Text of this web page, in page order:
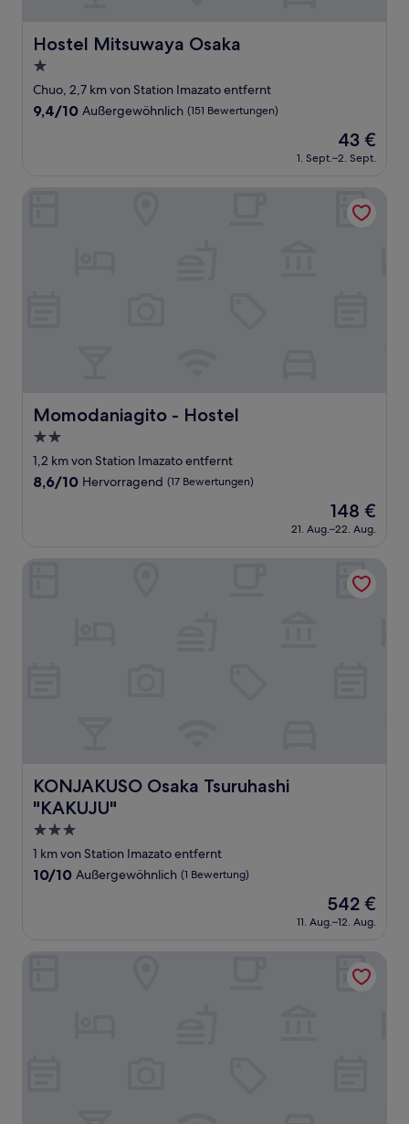
Hostel Mitsuwaya Osaka
Hostel Mitsuwaya Osaka
1.0-
Stern-
Unterkunft
Chuo, 2,7 km von Station Imazato entfernt
9.4
Bewertungen)
9,4/10 Außergewöhnlich (151 Bewertungen)
Der
Preis
beträgt
43 €
1. Sept.–2. Sept.
Momodaniagito - Hostel
Momodaniagito - Hostel
2.0-
Sterne-
Unterkunft
1,2 km von Station Imazato entfernt
8.6
Bewertungen)
8,6/10 Hervorragend (17 Bewertungen)
Der
Preis
beträgt
148 €
21. Aug.–22. Aug.
KONJAKUSO Osaka Tsuruhashi
"KAKUJU"
KONJAKUSO Osaka Tsuruhashi "KAKUJU"
3.0-
Sterne-
Unterkunft
1 km von Station Imazato entfernt
10.0
Bewertung)
10/10 Außergewöhnlich (1 Bewertung)
Der
Preis
beträgt
542 €
11. Aug.–12. Aug.